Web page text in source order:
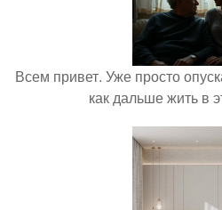
Всем привет. Уже просто
как дальше жить в